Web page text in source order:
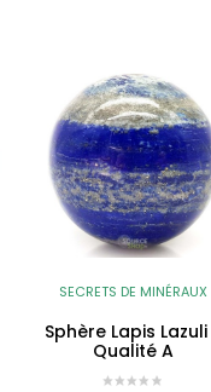
SECRETS DE MINÉRAUX
Sphère Lapis
Qualité A